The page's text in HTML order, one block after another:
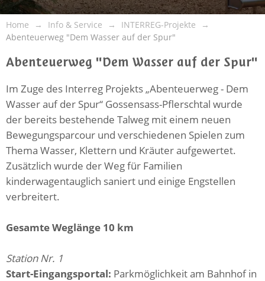
Home Info & Service
INTERREG-Projekte
Abenteuerweg "Dem Wasser auf der Spur"
Abenteuerweg "Dem Wasser auf der Spur"
Im Zuge des Interreg Projekts „Abenteuerweg - Dem
Wasser auf der Spur“ Gossensass-Pflerschtal wurde
der bereits bestehende Talweg mit einem neuen
Bewegungsparcour und verschiedenen Spielen zum
Thema Wasser, Klettern und Kräuter aufgewertet.
Zusätzlich wurde der Weg für Familien
kinderwagentauglich saniert und einige Engstellen
verbreitert.
Gesamte Weglänge 10 km
Station Nr. 1
Start-Eingangsportal: Parkmöglichkeit am Bahnhof in